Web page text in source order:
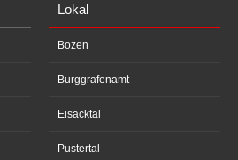
Lokal
Bozen
Burggrafenamt
Eisacktal
Pustertal